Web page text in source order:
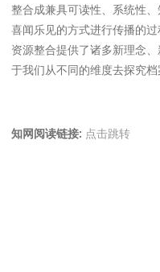
整合成兼具可读性、系统性
喜闻乐见的方式进行传播的
资源整合提供了诸多新理念
于我们从不同的维度去探究
知网阅读链接: 点击跳转